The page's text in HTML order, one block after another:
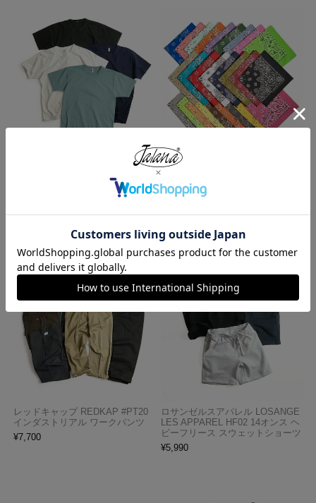
ロサンゼルスアパレル LOSANGE
LES APPAREL 1203GD 8.5オンス
半袖 バインディング ガーメント
ハバハンク HAV-A-HANK バンダ
ナ アメリカ製 トラディショナル
PANY
レッドキャップ REDKAP #PT20
インダストリアル ワークパンツ
¥7,700
ロサンゼルスアパレル LOSANGE
LES APPAREL HF02 14オンス ヘ
ビーフリース スウェットショーツ
¥5,990